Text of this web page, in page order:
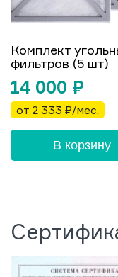
Комплект
фильтров (5 шт)
14 000 ₽
от 2 333 ₽/мес.
В корзину